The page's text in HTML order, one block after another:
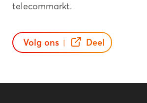
telecommarkt.
Volg ons | Deel